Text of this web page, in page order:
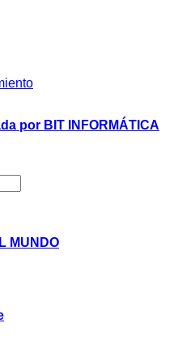
por BIT INFORMÁTICA
MUNDO